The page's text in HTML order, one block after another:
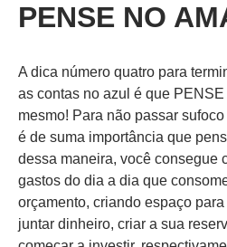
PENSE NO
A dica número quatro para
as contas no azul é que
mesmo! Para não passar
é de suma importância que
dessa maneira, você consegue
gastos do dia a dia que
orçamento, criando espaço
juntar dinheiro, criar a sua